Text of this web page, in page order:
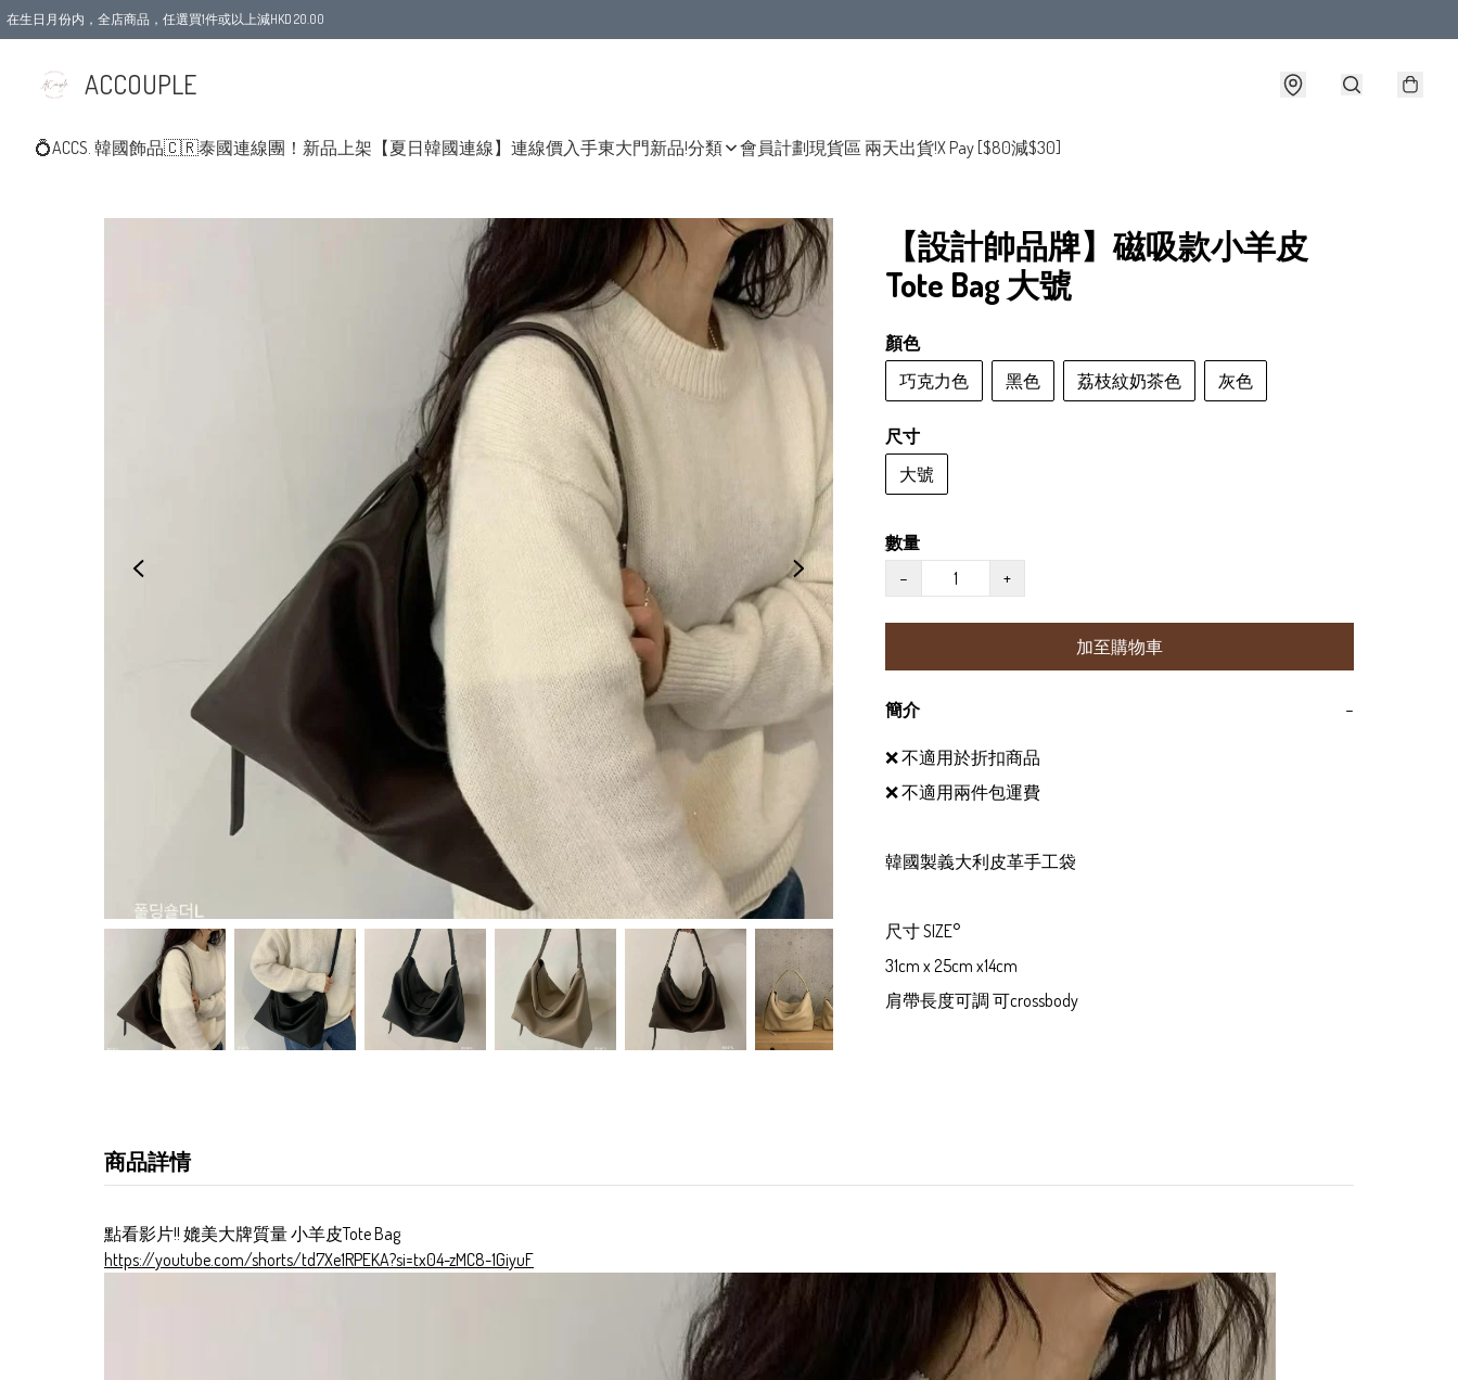
在生日月份内，全店商品，任選買1件或以上減HKD 20.00
ACCOUPLE
💍ACCS. 韓國飾品🇨🇷泰國連線團！新品上架 【夏日韓國連線】連線價入手東大門新品!分類 會員計劃現貨區 兩天出貨!X Pay [$80減$30]
【設計帥品牌】磁吸款小羊皮
Tote Bag 大號
顏色
巧克力色
黑色 荔枝紋奶茶色 灰色
尺寸
大號
數量
−
+
加至購物車
簡介 −
❌ 不適用於折扣商品
❌ 不適用兩件包運費
韓國製義大利皮革手工袋
尺寸 SIZE°
31cm x 25cm x14cm
肩帶長度可調 可crossbody
商品詳情
點看影片!! 媲美大牌質量 小羊皮Tote Bag
https://youtube.com/shorts/td7Xe1RPEKA?si=tx04-zMC8-1GiyuF